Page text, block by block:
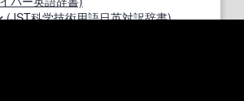
(JST科学技術用語日英対訳辞書)